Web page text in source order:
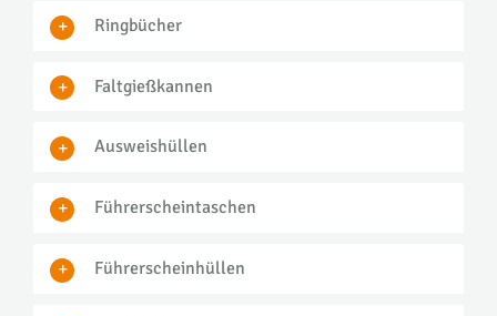
Ringbücher
Faltgießkannen
Ausweishüllen
Führerscheintaschen
Führerscheinhüllen